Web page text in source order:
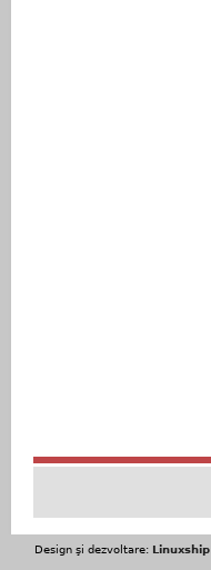
Design şi dezvoltare: Linuxship